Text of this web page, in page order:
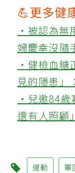
💪更多健
‧被認為無
婦慶幸沒隨
‧健檢血糖
見的隱患」
‧兒邀84歲
還有人照顧
運動 睪